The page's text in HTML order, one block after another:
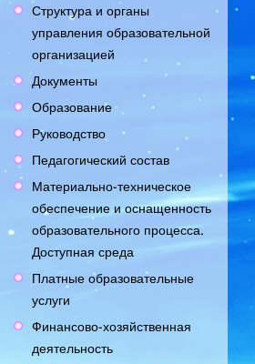
Структура и органы
управления образовательной
организацией
Документы
Образование
Руководство
Педагогический состав
Материально-техническое
обеспечение и оснащенность
образовательного процесса.
Доступная среда
Платные образовательные
услуги
Финансово-хозяйственная
деятельность